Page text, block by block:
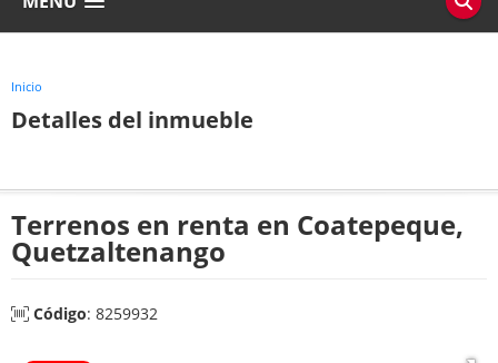
Inicio
Detalles del inmueble
Terrenos en renta en Coatepeque,
Quetzaltenango
Código: 8259932